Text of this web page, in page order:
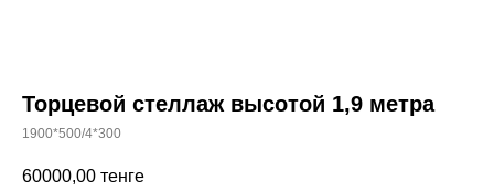
Торцевой стеллаж высотой 1,9 метра
1900*500/4*300
60000,00 тенге